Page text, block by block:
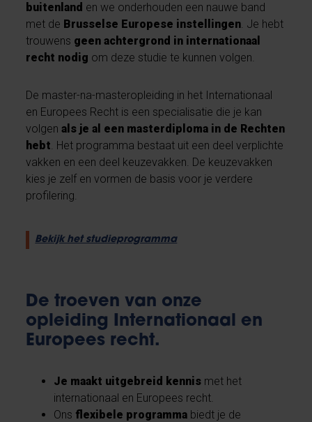
buitenland en we onderhouden een nauwe band
met de Brusselse Europese instellingen. Je hebt
trouwens geen achtergrond in internationaal
recht nodig om deze studie te kunnen volgen.
De master-na-masteropleiding in het Internationaal
en Europees Recht is een specialisatie die je kan
volgenals je al een masterdiploma in de Rechten
hebt. Het programma bestaat uit een deel verplichte
vakken en een deel keuzevakken. De keuzevakken
kies je zelf en vormen de basis voor je verdere
profilering.
Bekijk het studieprogramma
De troeven van onze
opleiding Internationaal en
Europees recht.
Je maakt uitgebreid kennis met het
internationaal en Europees recht.
Ons flexibele programma biedt je de